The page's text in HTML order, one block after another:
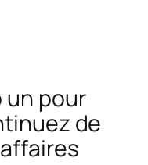
un pour
de